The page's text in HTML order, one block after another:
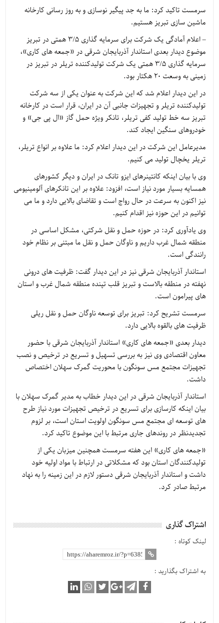
سرمست تاکید کرد: ما به جد پیگیر نوسازی و به روز رسانی کارخانه
ماشین سازی تبریز هستیم.
– اعلام آمادگی یک شرکت برای سرمایه گذاری ۳/۵ همتی در تبریز
موضوع دیدار بعدی استاندار آذربایجان شرقی در «جمعه های کاری»،
سرمایه گذاری ۳/۵ همتی یک شرکت تولیدکننده تریلر در تبریز در
زمینی به وسعت ۲۰ هکتار بود.
در این دیدار اعلام شد که این شرکت به عنوان یکی از سه شرکت
تولیدکننده تریلر و تجهیزات جانبی آن در ایران، قرار است در کارخانه
تبریز سه خط تولید کفی تریلر، تانکر ویژه حمل گاز «ال پی جی» و
خودروهای سنگین ایجاد کند.
مدیرعامل این شرکت در این دیدار اعلام کرد: ما علاوه بر انواع تریلر،
تریلر یخچال تولید می کنیم.
وی با بیان اینکه کانتینرهای ایزو تانک در ایران و دیگر کشورهای
همسایه بسیار مورد نیاز است، افزود: علاوه بر این تانکرهای آلومینیومی
نیز اکنون به سرعت در حال رواج است و تقاضای بالایی دارد و ما می
توانیم در این حوزه نیز اقدام کنیم.
وی یادآوری کرد: در حوزه حمل و نقل شرکتی، مشکل اساسی در
منطقه شمال غرب داریم و ناوگان حمل و نقل ما مبتنی بر نظام خود
رانندگی است.
استاندار آذربایجان شرقی نیز در این دیدار گفت: ظرفیت های درونی
نهفته در منطقه بالاست و تبریز قلب تپنده منطقه شمال غرب و استان
های پیرامون است.
سرمست تشریح کرد: تبریز برای توسعه ناوگان حمل و نقل ریلی
ظرفیت های بالقوه بالایی دارد.
دیدار بعدی «جمعه های کاری» استاندار آذربایجان شرقی با حضور
معاون اقتصادی وی نیز به بررسی تسهیل و تسریع در ترخیص و نصب
تجهیزات مجتمع مس سونگون با محوریت گمرک سهلان اختصاص
داشت.
استاندار آذربایجان شرقی در این دیدار خطاب به مدیر گمرک سهلان با
بیان اینکه کارسازی برای تسریع در ترخیص تجهیزات مورد نیاز طرح
های توسعه ای مجتمع مس سونگون اولویت استان است، بر لزوم
تجدیدنظر در روندهای جاری مرتبط با این موضوع تاکید کرد.
«جمعه های کاری» این هفته سرمست همچنین میزبان یکی از
تولیدکنندگان استان بود که مشکلاتی در ارتباط با مواد اولیه خود
داشت و استاندار آذربایجان شرقی دستور لازم در این زمینه را به نهاد
مرتبط صادر کرد.
اشتراک گذاری
لینک کوتاه :
به اشتراک بگذارید :